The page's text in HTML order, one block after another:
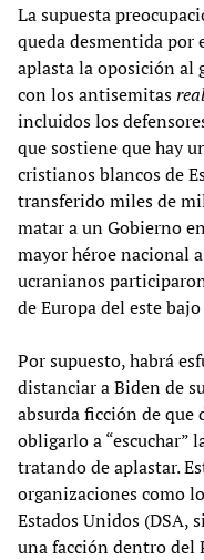
La supuesta
queda desmentida por
aplasta la oposición al
con los antisemitas
incluidos los
que sostiene que hay
cristianos blancos de
transferido miles de
matar a un Gobierno
mayor héroe nacional
ucranianos
de Europa del este
Por supuesto, habrá
distanciar a Biden de
absurda ficción de que
obligarlo a “escuchar”
tratando de aplastar.
organizaciones como
Estados Unidos (DSA,
una facción dentro del